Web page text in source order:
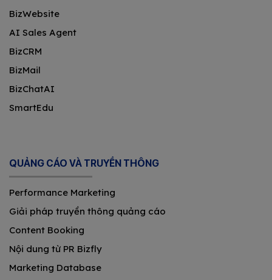
BizWebsite
AI Sales Agent
BizCRM
BizMail
BizChatAI
SmartEdu
QUẢNG CÁO VÀ TRUYỀN THÔNG
Performance Marketing
Giải pháp truyền thông quảng cáo
Content Booking
Nội dung từ PR Bizfly
Marketing Database